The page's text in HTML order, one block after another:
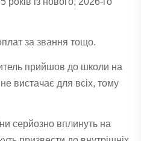
за звання тощо.
прийшов до школи на
вистачає для всіх, тому
серйозно вплинуть на